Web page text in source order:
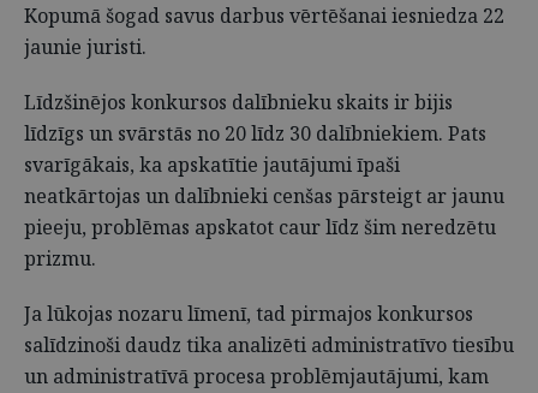
Kopumā šogad savus darbus vērtēšanai iesniedza 22
jaunie juristi.
Līdzšinējos konkursos dalībnieku skaits ir bijis
līdzīgs un svārstās no 20 līdz 30 dalībniekiem. Pats
svarīgākais, ka apskatītie jautājumi īpaši
neatkārtojas un dalībnieki cenšas pārsteigt ar jaunu
pieeju, problēmas apskatot caur līdz šim neredzētu
prizmu.
Ja lūkojas nozaru līmenī, tad pirmajos konkursos
salīdzinoši daudz tika analizēti administratīvo tiesību
un administratīvā procesa problēmjautājumi, kam